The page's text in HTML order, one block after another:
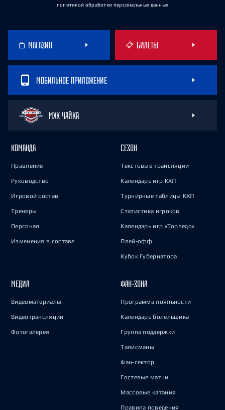
политикой обработки персональных данных
МАГАЗИН БИЛЕТЫ
МОБИЛЬНОЕ ПРИЛОЖЕНИЕ
МХК ЧАЙКА
КОМАНДА
Правление
Руководство
Игровой состав
Тренеры
Персонал
Изменения в составе
СЕЗОН
Текстовые трансляции
Календарь игр КХЛ
Турнирные таблицы КХЛ
Статистика игроков
Календарь игр «Торпедо»
Плей-офф
Кубок Губернатора
МЕДИА
Видеоматериалы
Видеотрансляции
Фотогалерея
ФАН-ЗОНА
Программа лояльности
Календарь болельщика
Группа поддержки
Талисманы
Фан-сектор
Гостевые матчи
Массовые катания
Правила поведения